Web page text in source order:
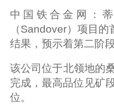
中国铁合金网：
（Sandover）项目
结果，预示着第二阶
该公司位于北领地的
完成，最高品位见矿
位。